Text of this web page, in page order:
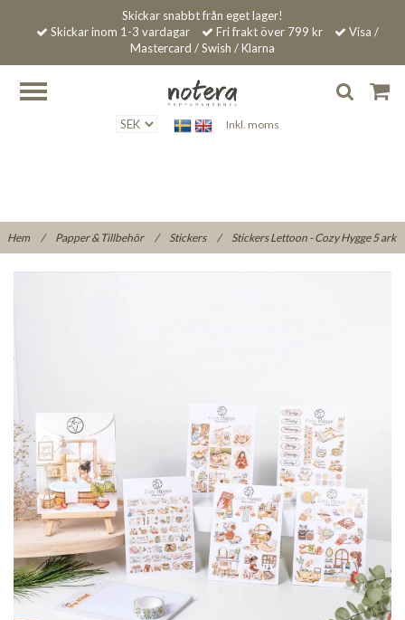
Skickar snabbt från eget lager!
Skickar inom 1-3 vardagar
Fri frakt över 799 kr
Visa /
Mastercard / Swish / Klarna
Inkl. moms
Hem / Papper & Tillbehör / Stickers / Stickers Lettoon - Cozy Hygge 5 ark